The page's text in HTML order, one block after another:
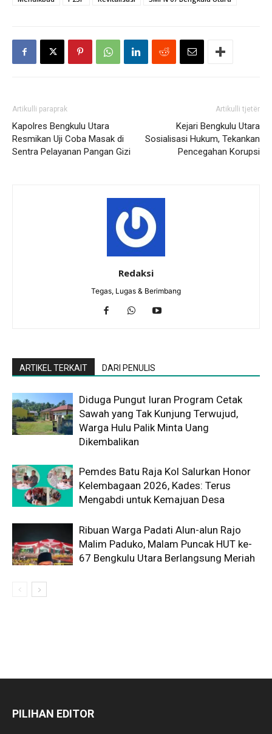
Artikulli paraprak
Kapolres Bengkulu Utara
Resmikan Uji Coba Masak di
Sentra Pelayanan Pangan Gizi
Artikulli tjetër
Kejari Bengkulu Utara
Sosialisasi Hukum, Tekankan
Pencegahan Korupsi
Redaksi
Tegas, Lugas & Berimbang
ARTIKEL TERKAIT DARI PENULIS
Diduga Pungut Iuran Program Cetak
Sawah yang Tak Kunjung Terwujud,
Warga Hulu Palik Minta Uang
Dikembalikan
Pemdes Batu Raja Kol Salurkan Honor
Kelembagaan 2026, Kades: Terus
Mengabdi untuk Kemajuan Desa
Ribuan Warga Padati Alun-alun Rajo
Malim Paduko, Malam Puncak HUT ke-
67 Bengkulu Utara Berlangsung Meriah
PILIHAN EDITOR